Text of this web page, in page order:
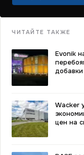
ЧИТАЙТЕ ТАКЖЕ
Evonik
Wacker
цен на